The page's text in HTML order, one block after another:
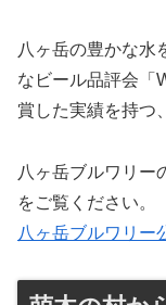
八ヶ岳の豊かな水
なビール品評会「
賞した実績を持つ
八ヶ岳ブルワリー
をご覧ください。
八ヶ岳ブルワリー